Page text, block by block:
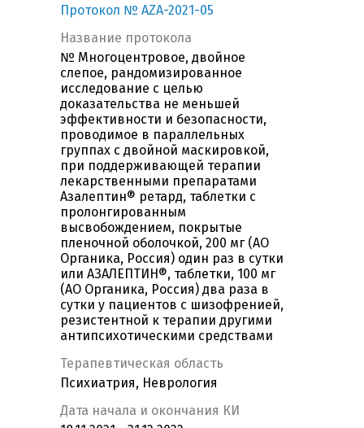
Протокол № AZA-2021-05
Название протокола
№ Многоцентровое, двойное
слепое, рандомизированное
исследование с целью
доказательства не меньшей
эффективности и безопасности,
проводимое в параллельных
группах с двойной маскировкой,
при поддерживающей терапии
лекарственными препаратами
Азалептин® ретард, таблетки с
пролонгированным
высвобождением, покрытые
пленочной оболочкой, 200 мг (АО
Органика, Россия) один раз в сутки
или АЗАЛЕПТИН®, таблетки, 100 мг
(АО Органика, Россия) два раза в
сутки у пациентов с шизофренией,
резистентной к терапии другими
антипсихотическими средствами
Терапевтическая область
Психиатрия, Неврология
Дата начала и окончания КИ